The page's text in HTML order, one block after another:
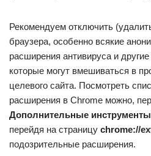
Рекомендуем отключить
браузера, особенно всякие
расширения антивируса и
которые могут вмешиваться в
целевого сайта. Посмотреть
расширения в Chrome можно,
Дополнительные инструменты
перейдя на страницу chrome://
подозрительные расширения.